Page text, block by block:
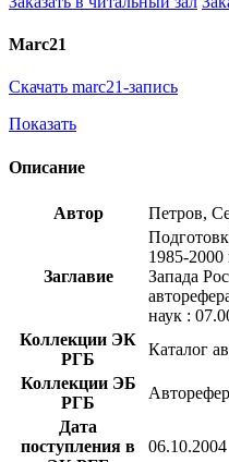
Marc21
Скачать marc21-запись
Показать
Описание
Автор Петров,
Заглавие
1985-
Запада
наук :
Коллекции ЭК
РГБ
Каталог
Коллекции ЭБ
РГБ
Дата
поступления в
06.10.2004